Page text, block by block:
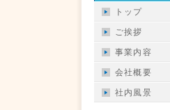
トップ
ご挨拶
事業内容
会社概要
社内風景